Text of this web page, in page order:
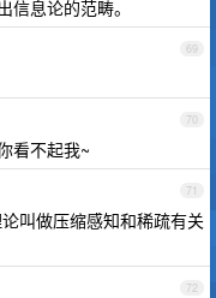
息论的范畴。
69
70
看不起我~
71
叫做压缩感知和稀疏有关
72